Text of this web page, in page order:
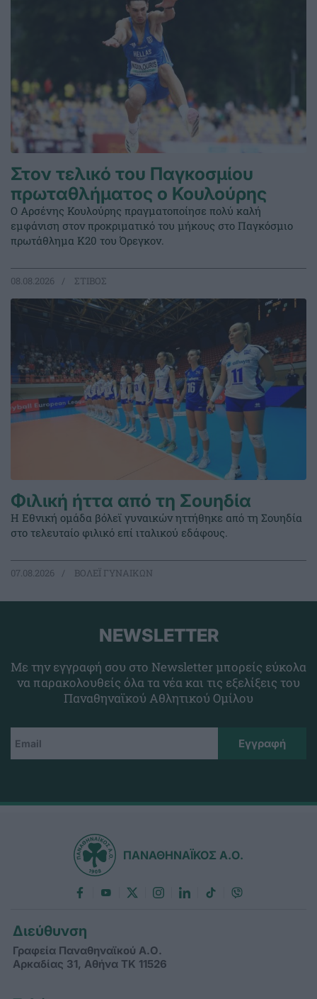
Στον τελικό του Παγκοσμίου
πρωταθλήματος ο Κουλούρης
Ο Αρσένης Κουλούρης πραγματοποίησε πολύ καλή
εμφάνιση στον προκριματικό του μήκους στο Παγκόσμιο
πρωτάθλημα Κ20 του Όρεγκον.
08.08.2026 ΣΤΙΒΟΣ
Φιλική ήττα από τη Σουηδία
Η Εθνική ομάδα βόλεϊ γυναικών ηττήθηκε από τη Σουηδία
στο τελευταίο φιλικό επί ιταλικού εδάφους.
07.08.2026 ΒΟΛΕΪ ΓΥΝΑΙΚΩΝ
NEWSLETTER
Με την εγγραφή σου στο Newsletter μπορείς εύκολα
να παρακολουθείς όλα τα νέα και τις εξελίξεις του
Παναθηναϊκού Αθλητικού Ομίλου
ΠΑΝΑΘΗΝΑΪΚΟΣ Α.Ο.
Διεύθυνση
Γραφεία Παναθηναϊκού Α.Ο.
Αρκαδίας 31, Αθήνα ΤΚ 11526